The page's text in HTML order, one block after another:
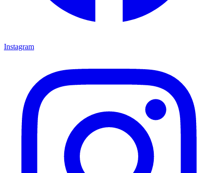
Instagram